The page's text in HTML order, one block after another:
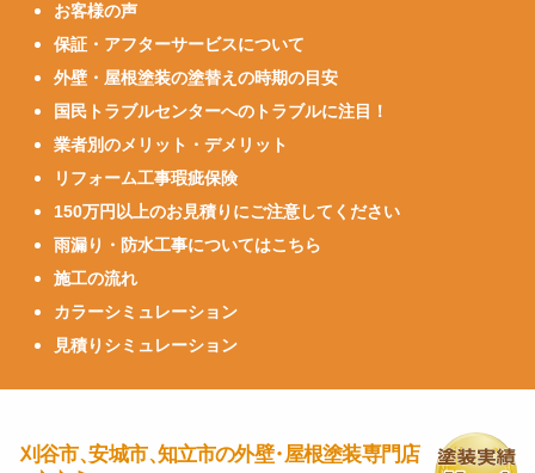
お客様の声
保証・アフターサービスについて
外壁・屋根塗装の塗替えの時期の目安
国民トラブルセンターへのトラブルに注目！
業者別のメリット・デメリット
リフォーム工事瑕疵保険
150万円以上のお見積りにご注意してください
雨漏り・防水工事についてはこちら
施工の流れ
カラーシミュレーション
見積りシミュレーション